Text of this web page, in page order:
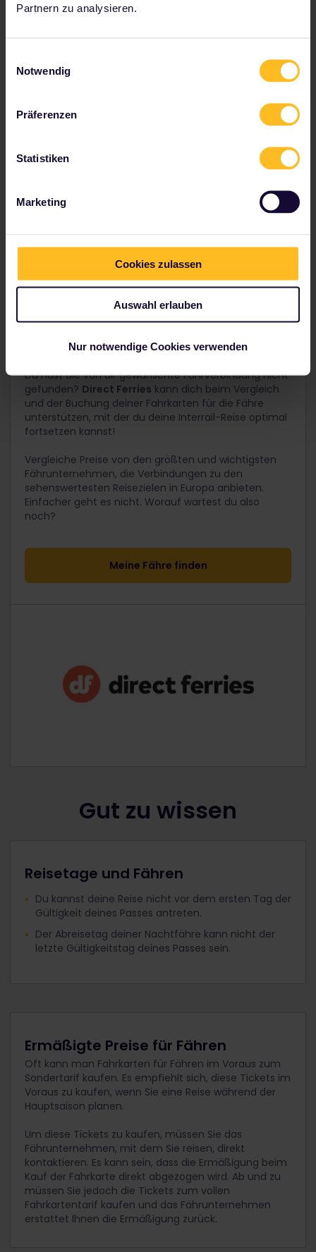
Partnern zu analysieren.
Notwendig
Präferenzen
Statistiken
Marketing
Cookies zulassen
Auswahl erlauben
Nur notwendige Cookies verwenden
Direct Ferries
Du hast die von dir gewünschte Fährverbindung nicht
gefunden? Direct Ferries kann dich beim Vergleich
und der Buchung deiner Fahrkarten für die Fähre
unterstützen, mit der du deine Interrail-Reise optimal
fortsetzen kannst!
Vergleiche Preise von den größten und wichtigsten
Fährunternehmen, die Verbindungen zu den
sehenswertesten Reisezielen in Europa anbieten.
Einfacher geht es nicht. Worauf wartest du also
noch?
Meine Fähre finden
Gut zu wissen
Reisetage und Fähren
Du kannst deine Reise nicht vor dem ersten Tag der
Gültigkeit deines Passes antreten.
Der Abreisetag deiner Nachtfähre kann nicht der
letzte Gültigkeitstag deines Passes sein.
Ermäßigte Preise für Fähren
Oft kann man Fahrkarten für Fähren im Voraus zum
Sondertarif kaufen. Es empfiehlt sich, diese Tickets im
Voraus zu kaufen, wenn Sie eine Reise während der
Hauptsaison planen.
Um diese Tickets zu kaufen, müssen Sie das
Fährunternehmen, mit dem Sie reisen, direkt
kontaktieren. Es kann sein, dass die Ermäßigung beim
Kauf der Fahrkarte direkt abgezogen wird. Ab und zu
müssen Sie jedoch die Tickets zum vollen
Fahrkartentarif kaufen und das Fährunternehmen
erstattet Ihnen die Ermäßigung zurück.